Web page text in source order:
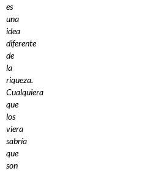
es
una
idea
diferente
de
la
riqueza.
Cualquiera
que
los
viera
sabría
que
son